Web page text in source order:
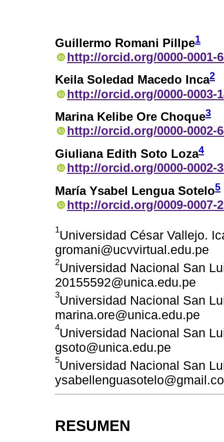
Guillermo Romani Pillpe1
http://orcid.org/0000-0001-
Keila Soledad Macedo Inca2
http://orcid.org/0000-0003-
Marina Kelibe Ore Choque3
http://orcid.org/0000-0002-
Giuliana Edith Soto Loza4
http://orcid.org/0000-0002-
María Ysabel Lengua Sotelo5
http://orcid.org/0009-0007-
1Universidad César Vallejo.
gromani@ucvvirtual.edu.pe
2Universidad Nacional San
20155592@unica.edu.pe
3Universidad Nacional San
marina.ore@unica.edu.pe
4Universidad Nacional San
gsoto@unica.edu.pe
5Universidad Nacional San
RESUMEN